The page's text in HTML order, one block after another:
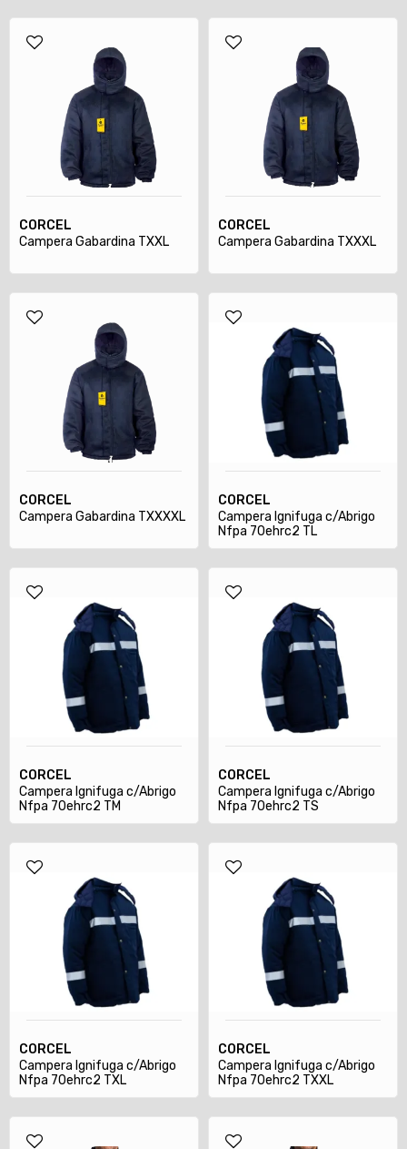
CORCEL
Campera Gabardina TXXL
CORCEL
Campera Gabardina TXXXL
CORCEL
Campera Gabardina TXXXXL
CORCEL
Campera Ignifuga c/Abrigo
Nfpa 70ehrc2 TL
CORCEL
Campera Ignifuga c/Abrigo
Nfpa 70ehrc2 TM
CORCEL
Campera Ignifuga c/Abrigo
Nfpa 70ehrc2 TS
CORCEL
Campera Ignifuga c/Abrigo
Nfpa 70ehrc2 TXL
CORCEL
Campera Ignifuga c/Abrigo
Nfpa 70ehrc2 TXXL